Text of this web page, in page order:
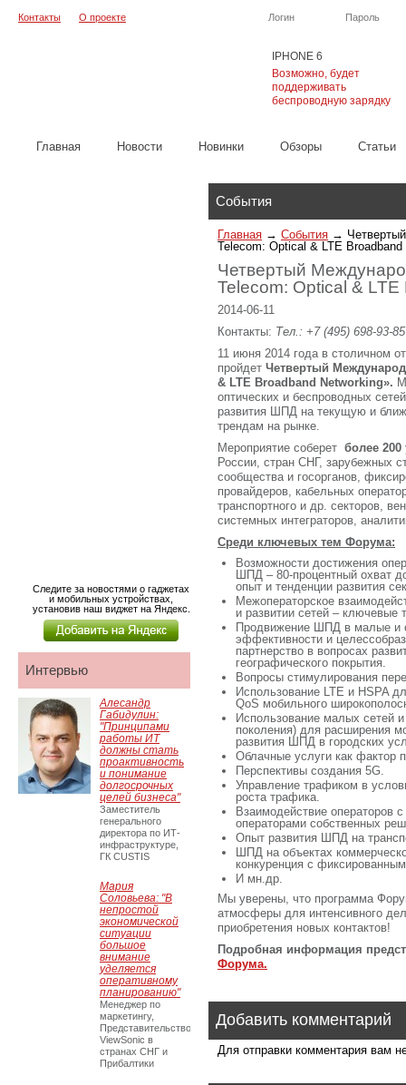
IPHONE 6
Возможно, будет
поддерживать
беспроводную зарядку
Логин Пароль
Контакты О проекте
Главная Новости Новинки Обзоры Cтатьи
События
Главная → События →
Telecom: Optical & LTE Broadband
Четвертый
Telecom: Optical &
2014-06-11
Контакты: Тел.: +7 (495) 698-93-
11 июня 2014 года в столичном
пройдет Четвертый
& LTE Broadband Networking».
оптических и беспроводных
развития ШПД на текущую и
трендам на рынке.
Мероприятие соберет более 200
России, стран СНГ, зарубежных
сообщества и госорганов,
провайдеров, кабельных
транспортного и др. секторов,
системных интеграторов,
Среди ключевых тем Форума:
Возможности достижения
ШПД – 80-процентный охват
опыт и тенденции развития
Межоператорское
и развитии сетей – ключевые
Продвижение ШПД в малые и
эффективности и
партнерство в вопросах
географического покрытия.
Вопросы стимулирования
Использование LTE и HSPA
QoS мобильного
Использование малых сетей
поколения) для расширения
развития ШПД в городских
Облачные услуги как
Перспективы создания 5G.
Управление трафиком в
роста трафика.
Взаимодействие операторов
операторами собственных
Опыт развития ШПД на
ШПД на объектах
конкуренция с
И мн.др.
Мы уверены, что программа
атмосферы для интенсивного
приобретения новых контактов!
Подробная информация
Форума.
Добавить комментарий
Для отправки комментария вам
Следите за новостями о гаджетах
и мобильных устройствах,
установив наш виджет на Яндекс.
Интервью
Алесандр
Габидулин:
"Принципами
работы ИТ
должны стать
проактивность
и понимание
долгосрочных
целей бизнеса"
Заместитель
генерального
директора по ИТ-
инфраструктуре,
ГК CUSTIS
Мария
Соловьева: "В
непростой
экономической
ситуации
большое
внимание
уделяется
оперативному
планированию"
Менеджер по
маркетингу,
Представительство
ViewSonic в
странах СНГ и
Прибалтики